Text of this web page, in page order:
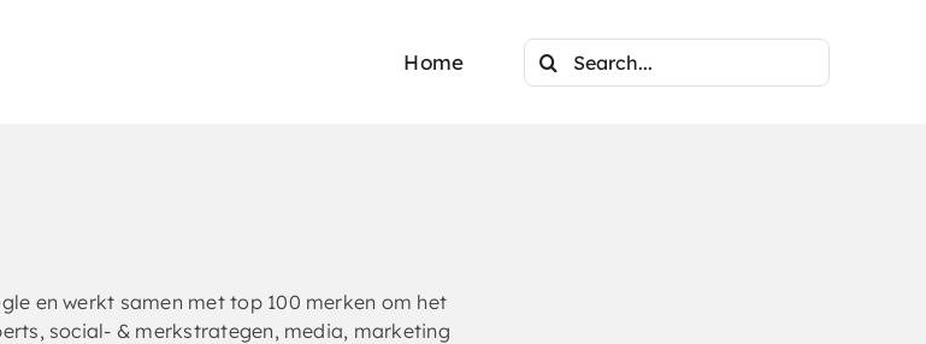
Home
Search
for:
en werkt samen met top 100 merken om het
social- & merkstrategen, media, marketing